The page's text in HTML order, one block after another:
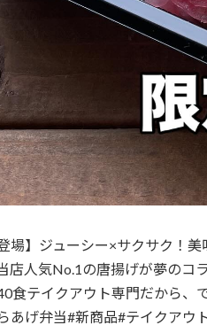
登場】ジューシー×サクサク！
店人気No.1の唐揚げが夢のコ
食テイクアウト専門だから、
あげ弁当#新商品#テイクアウ